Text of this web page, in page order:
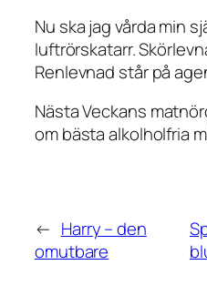
Nu ska jag vårda min
luftrörskatarr.
Renlevnad står på
Nästa Veckans
om bästa alkolholfria
← Harry – den
omutbare